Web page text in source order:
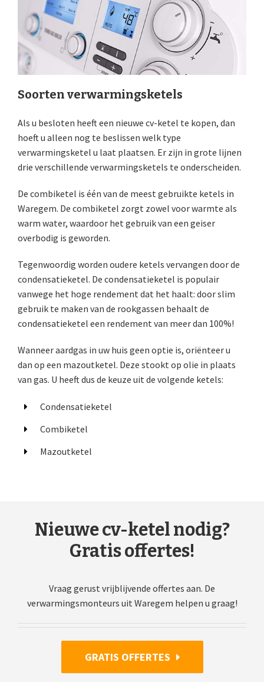
Soorten verwarmingsketels
Als u besloten heeft een nieuwe cv-ketel te kopen, dan
hoeft u alleen nog te beslissen welk type
verwarmingsketel u laat plaatsen. Er zijn in grote lijnen
drie verschillende verwarmingsketels te onderscheiden.
De combiketel is één van de meest gebruikte ketels in
Waregem. De combiketel zorgt zowel voor warmte als
warm water, waardoor het gebruik van een geiser
overbodig is geworden.
Tegenwoordig worden oudere ketels vervangen door de
condensatieketel. De condensatieketel is populair
vanwege het hoge rendement dat het haalt: door slim
gebruik te maken van de rookgassen behaalt de
condensatieketel een rendement van meer dan 100%!
Wanneer aardgas in uw huis geen optie is, oriënteer u
dan op een mazoutketel. Deze stookt op olie in plaats
van gas. U heeft dus de keuze uit de volgende ketels:
Condensatieketel
Combiketel
Mazoutketel
Nieuwe cv-ketel nodig?
Gratis offertes!
Vraag gerust vrijblijvende offertes aan. De
verwarmingsmonteurs uit Waregem helpen u graag!
GRATIS OFFERTES